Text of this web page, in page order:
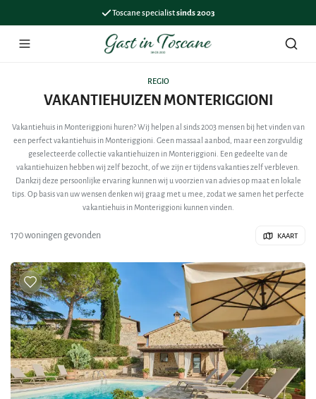
Toscane specialistsinds 2003
Menu
REGIO
VAKANTIEHUIZEN MONTERIGGIONI
Vakantiehuis in Monteriggioni huren? Wij helpen al sinds 2003 mensen bij het vinden van
een perfect vakantiehuis in Monteriggioni. Geen massaal aanbod, maar een zorgvuldig
geselecteerde collectie vakantiehuizen in Monteriggioni. Een gedeelte van de
vakantiehuizen hebben wij zelf bezocht, of we zijn er tijdens vakanties zelf verbleven.
Dankzij deze persoonlijke ervaring kunnen wij u voorzien van advies op maat en lokale
tips. Op basis van uw wensen denken wij graag met u mee, zodat we samen het perfecte
vakantiehuis in Monteriggioni kunnen vinden.
170 woningen gevonden KAART